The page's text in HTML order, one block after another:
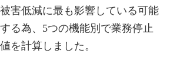
害低減に最も影響している可能
る為、5つの機能別で業務停止
を計算しました。